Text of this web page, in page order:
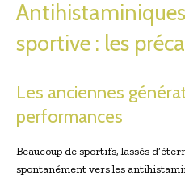
sportive : les
Les anciennes
performances
Beaucoup de sportifs, lassés
spontanément vers les